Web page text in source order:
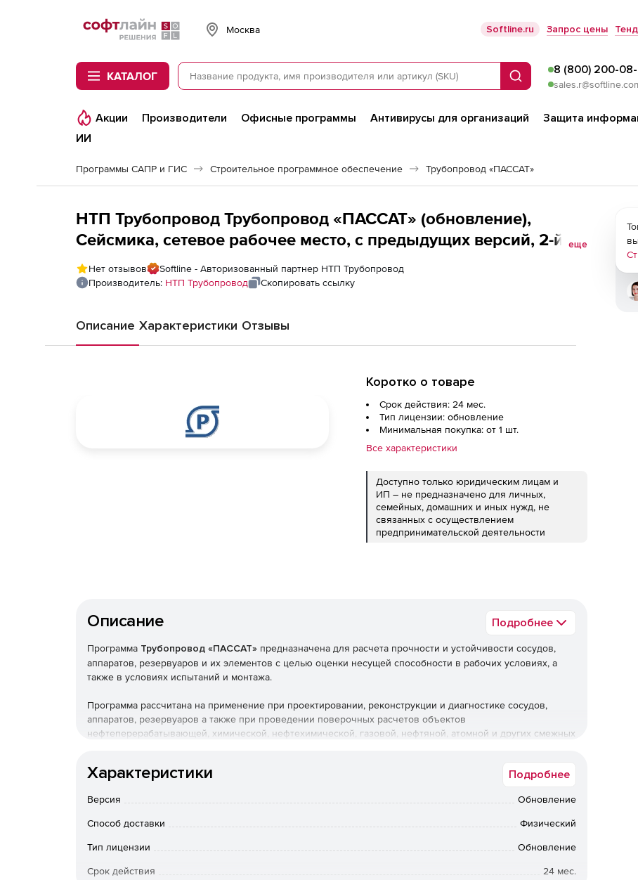
Softline
Москва Softline.ru Запрос цены
КАТАЛОГ Поиск
8 (800) 200-
Акции Производители Офисные программы Антивирусы для организаций Защита
ИИ
Программы САПР и ГИС Строительное программное обеспечение Трубопровод «ПАССАТ»
НТП Трубопровод Трубопровод «ПАССАТ» (обновление),
Сейсмика, сетевое рабочее место, с предыдущих версий, 2-й
год
еще
Нет отзывов
Softline - Авторизованный партнер НТП Трубопровод
Производитель: НТП Трубопровод Скопировать ссылку
Описание Характеристики Отзывы
Коротко о товаре
Срок действия: 24 мес.
Тип лицензии: обновление
Минимальная покупка: от 1 шт.
Все характеристики
Доступно только юридическим лицам и
ИП – не предназначено для личных,
семейных, домашних и иных нужд, не
связанных с осуществлением
предпринимательской деятельности
Описание Подробнее
Программа Трубопровод «ПАССАТ» предназначена для расчета прочности и устойчивости сосудов,
аппаратов, резервуаров и их элементов с целью оценки несущей способности в рабочих условиях, а
также в условиях испытаний и монтажа.
Программа рассчитана на применение при проектировании, реконструкции и диагностике сосудов,
аппаратов, резервуаров а также при проведении поверочных расчетов объектов
нефтеперерабатывающей, химической, нефтехимической, газовой, нефтяной, атомной и других смежных
ПАССАТ позволяет рассчитывать различные виды оборудования:
Расчет прочности и устойчивости горизонтальных и вертикальных сосудов и аппаратов по
В базовый модуль включены расчеты элементов сосудов высокого давления (ГОСТ Р 54522, ГОСТ
Характеристики Подробнее
Версия Обновление
Способ доставки Физический
Тип лицензии Обновление
Срок действия 24 мес.